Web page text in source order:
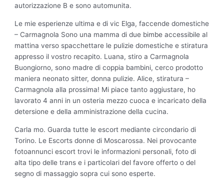
autorizzazione B e sono automunita.
Le mie esperienze ultima e di vic Elga, faccende domestiche
– Carmagnola Sono una mamma di due bimbe accessibile al
mattina verso spacchettare le pulizie domestiche e stiratura
appresso il vostro recapito. Luana, stiro a Carmagnola
Buongiorno, sono madre di coppia bambini, cerco prodotto
maniera neonato sitter, donna pulizie. Alice, stiratura –
Carmagnola alla prossima! Mi piace tanto aggiustare, ho
lavorato 4 anni in un osteria mezzo cuoca e incaricato della
detersione e della amministrazione della cucina.
Carla mo. Guarda tutte le escort mediante circondario di
Torino. Le Escorts donne di Moscarossa. Nei provocante
fotoannunci escort trovi le informazioni personali, foto di
alta tipo delle trans e i particolari del favore offerto o del
segno di massaggio sopra cui sono esperte.